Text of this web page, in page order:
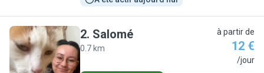
S
2. Salomé
0.7 km
à partir de
12 €
/jour